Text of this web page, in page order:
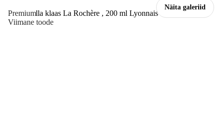
Näita galeriid
Premium
Viimane toode